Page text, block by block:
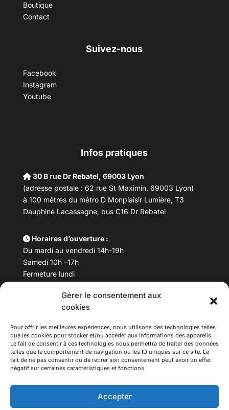
Gérer le consentement aux
cookies
Pour offrir les meilleures expériences, nous utilisons des technologies telles
que les cookies pour stocker et/ou accéder aux informations des appareils.
Le fait de consentir à ces technologies nous permettra de traiter des données
telles que le comportement de navigation ou les ID uniques sur ce site. Le
fait de ne pas consentir ou de retirer son consentement peut avoir un effet
négatif sur certaines caractéristiques et fonctions.
Accepter
Boutique
Contact
Suivez-nous
Facebook
Instagram
Youtube
Infos pratiques
30 B rue Dr Rebatel, 69003 Lyon
(adresse postale : 62 rue St Maximin, 69003 Lyon)
à 100 mètres du métro D Monplaisir Lumière, T3
Dauphiné Lacassagne, bus C16 Dr Rebatel
Horaires d’ouverture :
Du mardi au vendredi 14h-19h
Samedi 10h –17h
Fermeture lundi
Téléphone : 04 78 53 06 40
maisondesculturesasiatiques@asiexpo.com